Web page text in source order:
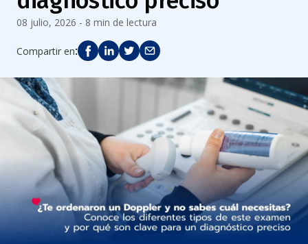
08 julio, 2026 - 8 min de lectura
Compartir en: